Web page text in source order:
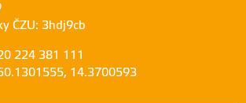
ČZU: 3hdj9cb
224 381 111
14.3700593